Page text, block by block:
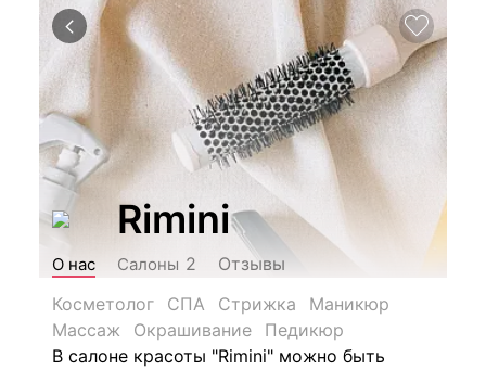
Rimini
О нас Салоны 2
Отзывы
Косметолог
СПА Стрижка
Маникюр
Массаж
Окрашивание
Педикюр
В салоне красоты "Rimini" можно быть